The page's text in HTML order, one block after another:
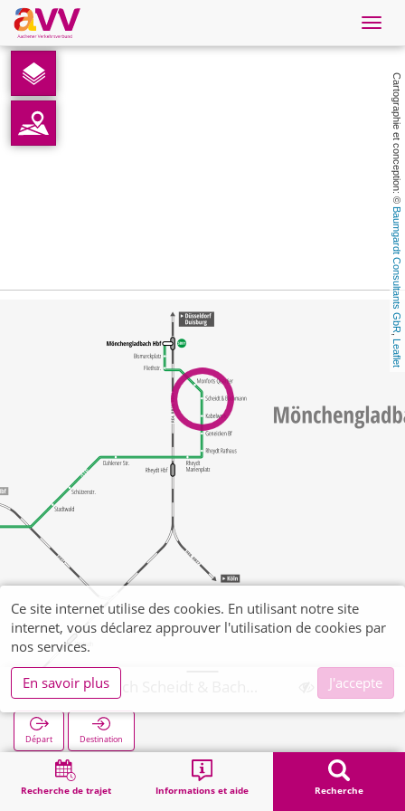
French
Téléchargements Cartographie et conception: ©
Baumgardt Consultants GbR
,
Leaflet
Recherche de trajet Informations et aide Recherche
Départ Destination
Démarrage Recherche Bonnenbroich Scheidt & Bachmann
Ce site internet utilise des cookies. En utilisant notre site
internet, vous déclarez approuver l'utilisation de cookies par
nos services.
En savoir plus
J'accepte